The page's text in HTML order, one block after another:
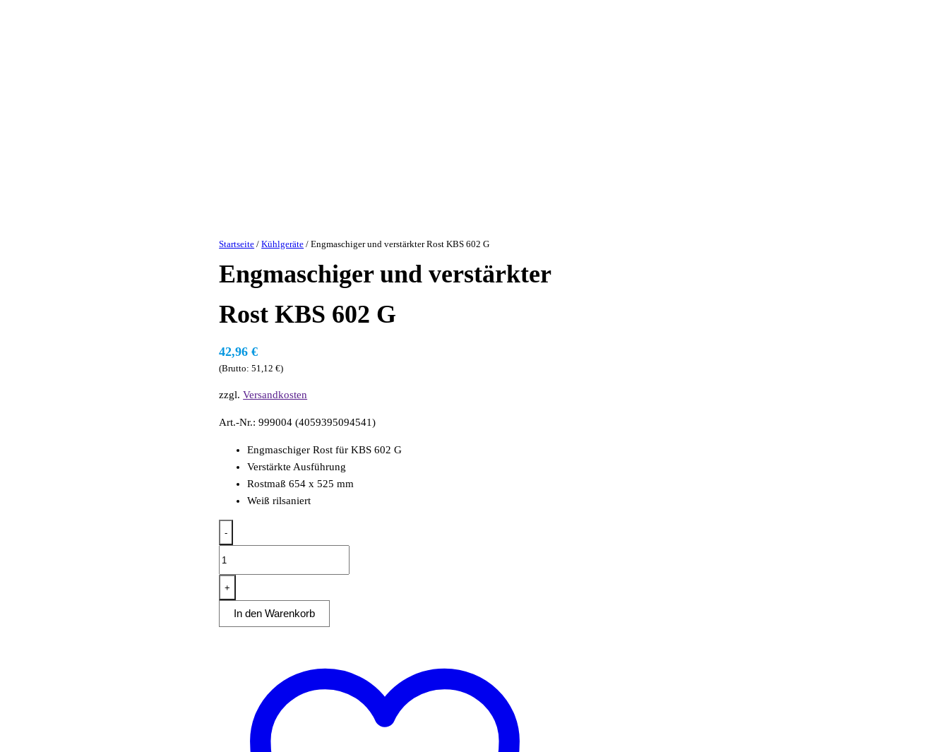
Startseite /Kühlgeräte / Engmaschiger und verstärkter Rost KBS 602 G
Engmaschiger und verstärkter
Rost KBS 602 G
42,96€
(Brutto:51,12€)
zzgl.Versandkosten
Art.-Nr.: 999004 (4059395094541)
Engmaschiger Rost für KBS 602 G
Verstärkte Ausführung
Rostmaß 654 x 525 mm
Weiß rilsaniert
-
verstärkter
Rost
KBS
+
In den Warenkorb